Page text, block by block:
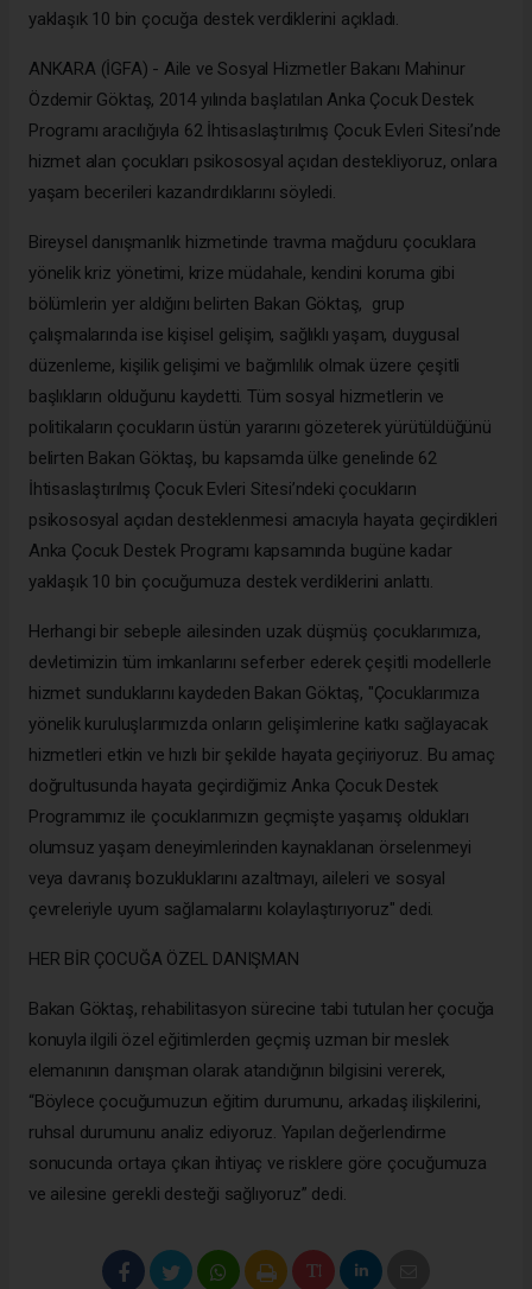
yaklaşık 10 bin çocuğa destek verdiklerini açıkladı.
ANKARA (İGFA) - Aile ve Sosyal Hizmetler Bakanı Mahinur
Özdemir Göktaş, 2014 yılında başlatılan Anka Çocuk Destek
Programı aracılığıyla 62 İhtisaslaştırılmış Çocuk Evleri Sitesi’nde
hizmet alan çocukları psikososyal açıdan destekliyoruz, onlara
yaşam becerileri kazandırdıklarını söyledi.
Bireysel danışmanlık hizmetinde travma mağduru çocuklara
yönelik kriz yönetimi, krize müdahale, kendini koruma gibi
bölümlerin yer aldığını belirten Bakan Göktaş, grup
çalışmalarında ise kişisel gelişim, sağlıklı yaşam, duygusal
düzenleme, kişilik gelişimi ve bağımlılık olmak üzere çeşitli
başlıkların olduğunu kaydetti. Tüm sosyal hizmetlerin ve
politikaların çocukların üstün yararını gözeterek yürütüldüğünü
belirten Bakan Göktaş, bu kapsamda ülke genelinde 62
İhtisaslaştırılmış Çocuk Evleri Sitesi’ndeki çocukların
psikososyal açıdan desteklenmesi amacıyla hayata geçirdikleri
Anka Çocuk Destek Programı kapsamında bugüne kadar
yaklaşık 10 bin çocuğumuza destek verdiklerini anlattı.
Herhangi bir sebeple ailesinden uzak düşmüş çocuklarımıza,
devletimizin tüm imkanlarını seferber ederek çeşitli modellerle
hizmet sunduklarını kaydeden Bakan Göktaş, "Çocuklarımıza
yönelik kuruluşlarımızda onların gelişimlerine katkı sağlayacak
hizmetleri etkin ve hızlı bir şekilde hayata geçiriyoruz. Bu amaç
doğrultusunda hayata geçirdiğimiz Anka Çocuk Destek
Programımız ile çocuklarımızın geçmişte yaşamış oldukları
olumsuz yaşam deneyimlerinden kaynaklanan örselenmeyi
veya davranış bozukluklarını azaltmayı, aileleri ve sosyal
çevreleriyle uyum sağlamalarını kolaylaştırıyoruz" dedi.
HER BİR ÇOCUĞA ÖZEL DANIŞMAN
Bakan Göktaş, rehabilitasyon sürecine tabi tutulan her çocuğa
konuyla ilgili özel eğitimlerden geçmiş uzman bir meslek
elemanının danışman olarak atandığının bilgisini vererek,
“Böylece çocuğumuzun eğitim durumunu, arkadaş ilişkilerini,
ruhsal durumunu analiz ediyoruz. Yapılan değerlendirme
sonucunda ortaya çıkan ihtiyaç ve risklere göre çocuğumuza
ve ailesine gerekli desteği sağlıyoruz” dedi.